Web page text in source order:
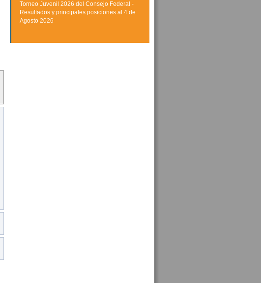
Torneo Juvenil 2026 del Consejo Federal -
Resultados y principales posiciones al 4 de
Agosto 2026